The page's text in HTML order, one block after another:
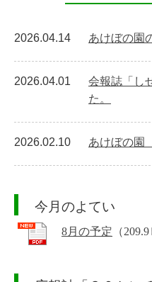
2026.04.14 あけぼの園
2026.04.01
会報誌「し
た。
2026.02.10 あけぼの
今月のよてい
8月の予定 （